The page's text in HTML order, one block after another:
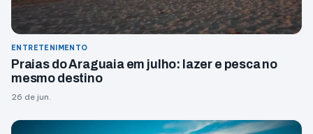
ENTRETENIMENTO
Praias do Araguaia em julho: lazer e pesca no
mesmo destino
26 de jun.